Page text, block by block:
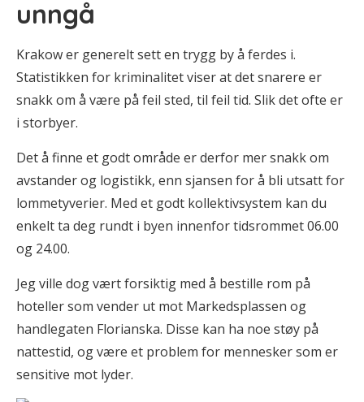
unngå
Krakow er generelt sett en trygg by å ferdes i.
Statistikken for kriminalitet viser at det snarere er
snakk om å være på feil sted, til feil tid. Slik det ofte er
i storbyer.
Det å finne et godt område er derfor mer snakk om
avstander og logistikk, enn sjansen for å bli utsatt for
lommetyverier. Med et godt kollektivsystem kan du
enkelt ta deg rundt i byen innenfor tidsrommet 06.00
og 24.00.
Jeg ville dog vært forsiktig med å bestille rom på
hoteller som vender ut mot Markedsplassen og
handlegaten Florianska. Disse kan ha noe støy på
nattestid, og være et problem for mennesker som er
sensitive mot lyder.